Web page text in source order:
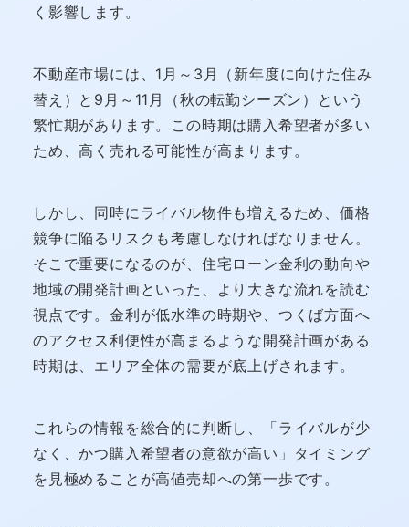
く影響します。
不動産市場には、1月～3月（新年度に向けた住み
替え）と9月～11月（秋の転勤シーズン）という
繁忙期があります。この時期は購入希望者が多い
ため、高く売れる可能性が高まります。
しかし、同時にライバル物件も増えるため、価格
競争に陥るリスクも考慮しなければなりません。
そこで重要になるのが、住宅ローン金利の動向や
地域の開発計画といった、より大きな流れを読む
視点です。金利が低水準の時期や、つくば方面へ
のアクセス利便性が高まるような開発計画がある
時期は、エリア全体の需要が底上げされます。
これらの情報を総合的に判断し、「ライバルが少
なく、かつ購入希望者の意欲が高い」タイミング
を見極めることが高値売却への第一歩です。